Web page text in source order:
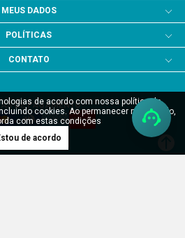
MEUS DADOS
POLÍTICAS
CONTATO
DE PAGAMENTO
de acordo com nossa política de
cookies. Ao permanecer navegando,
com estas condições
de acordo